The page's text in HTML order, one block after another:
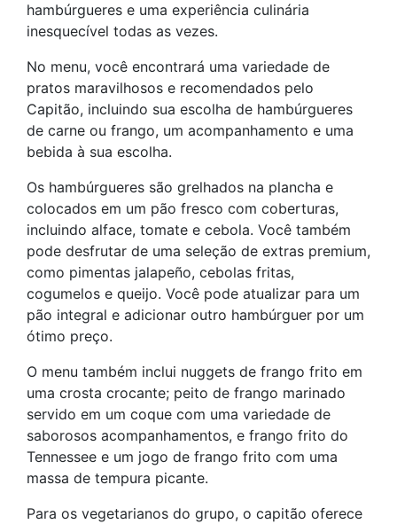
hambúrgueres e uma experiência culinária
inesquecível todas as vezes.
No menu, você encontrará uma variedade de
pratos maravilhosos e recomendados pelo
Capitão, incluindo sua escolha de hambúrgueres
de carne ou frango, um acompanhamento e uma
bebida à sua escolha.
Os hambúrgueres são grelhados na plancha e
colocados em um pão fresco com coberturas,
incluindo alface, tomate e cebola. Você também
pode desfrutar de uma seleção de extras premium,
como pimentas jalapeño, cebolas fritas,
cogumelos e queijo. Você pode atualizar para um
pão integral e adicionar outro hambúrguer por um
ótimo preço.
O menu também inclui nuggets de frango frito em
uma crosta crocante; peito de frango marinado
servido em um coque com uma variedade de
saborosos acompanhamentos, e frango frito do
Tennessee e um jogo de frango frito com uma
massa de tempura picante.
Para os vegetarianos do grupo, o capitão oferece